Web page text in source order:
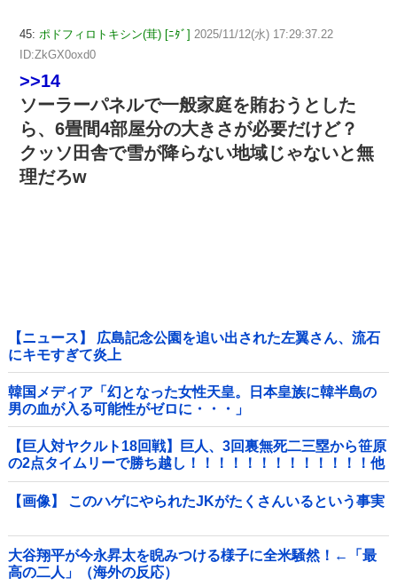
45: ポドフィロトキシン(茸) [ﾆﾀﾞ] 2025/11/12(水) 17:29:37.22
ID:ZkGX0oxd0
>>14
ソーラーパネルで一般家庭を賄おうとした
ら、6畳間4部屋分の大きさが必要だけど？
クッソ田舎で雪が降らない地域じゃないと無
理だろw
【ニュース】 広島記念公園を追い出された左翼さん、流石
にキモすぎて炎上
韓国メディア「幻となった女性天皇。日本皇族に韓半島の
男の血が入る可能性がゼロに・・・」
【巨人対ヤクルト18回戦】巨人、3回裏無死二三塁から笹原
の2点タイムリーで勝ち越し！！！！！！！！！！！！！他
【画像】 このハゲにやられたJKがたくさんいるという事実
大谷翔平が今永昇太を睨みつける様子に全米騒然！←「最
高の二人」（海外の反応）